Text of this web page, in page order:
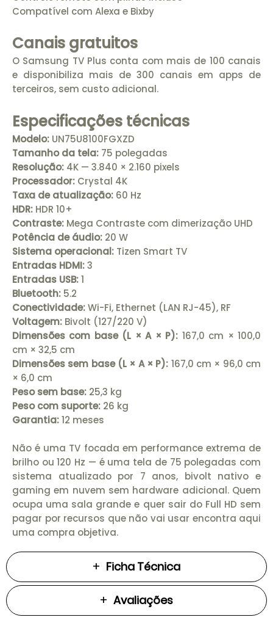
Compatível com Alexa e Bixby
Canais gratuitos
O Samsung TV Plus conta com mais de 100 canais
e disponibiliza mais de 300 canais em apps de
terceiros, sem custo adicional.
Especificações técnicas
Modelo: UN75U8100FGXZD
Tamanho da tela: 75 polegadas
Resolução: 4K — 3.840 × 2.160 pixels
Processador: Crystal 4K
Taxa de atualização: 60 Hz
HDR: HDR 10+
Contraste: Mega Contraste com dimerização UHD
Potência de áudio: 20 W
Sistema operacional: Tizen Smart TV
Entradas HDMI:3
Entradas USB:1
Bluetooth: 5.2
Conectividade:Wi-Fi, Ethernet (LAN RJ-45), RF
Voltagem: Bivolt (127/220 V)
Dimensões com base (L × A × P): 167,0 cm × 100,0
cm × 32,5 cm
Dimensões sem base (L × A × P): 167,0 cm × 96,0 cm
× 6,0 cm
Peso sem base: 25,3 kg
Peso com suporte: 26 kg
Garantia:12 meses
Não é uma TV focada em performance extrema de
brilho ou 120 Hz — é uma tela de 75 polegadas com
sistema atualizado por 7 anos, bivolt nativo e
gaming em nuvem sem hardware adicional. Quem
ocupa uma sala grande e quer sair do Full HD sem
pagar por recursos que não vai usar encontra aqui
uma compra objetiva.
Ficha Técnica
Avaliações